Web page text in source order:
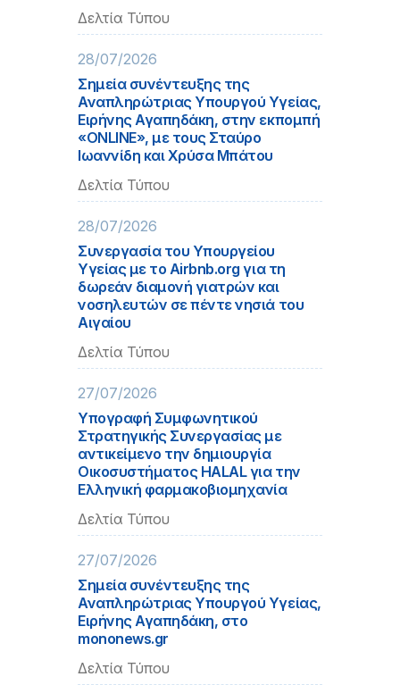
Δελτία Τύπου
28/07/2026
Σημεία συνέντευξης της
Αναπληρώτριας Υπουργού Υγείας,
Ειρήνης Αγαπηδάκη, στην εκπομπή
«ONLINE», με τους Σταύρο
Ιωαννίδη και Χρύσα Μπάτου
Δελτία Τύπου
28/07/2026
Συνεργασία του Υπουργείου
Υγείας με το Airbnb.org για τη
δωρεάν διαμονή γιατρών και
νοσηλευτών σε πέντε νησιά του
Αιγαίου
Δελτία Τύπου
27/07/2026
Υπογραφή Συμφωνητικού
Στρατηγικής Συνεργασίας με
αντικείμενο την δημιουργία
Οικοσυστήματος HALAL για την
Ελληνική φαρμακοβιομηχανία
Δελτία Τύπου
27/07/2026
Σημεία συνέντευξης της
Αναπληρώτριας Υπουργού Υγείας,
Ειρήνης Αγαπηδάκη, στο
mononews.gr
Δελτία Τύπου